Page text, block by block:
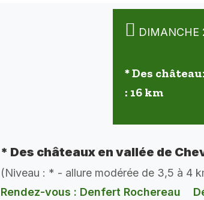
* Des
: 16 km
* Des châteaux en vallée de
(Niveau : * - allure modérée de 3,5 à 4
Rendez-vous : Denfert Rochereau